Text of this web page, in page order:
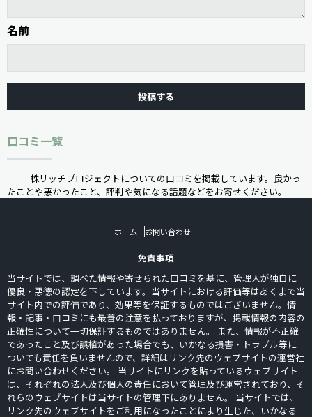
名前
口コミ一覧
株リッチプロジェクトについての口コミを掲載しています。良かっ
たことや悪かったこと、評判や気になる話題などをお寄せください。
ホーム お問い合わせ
免責事項
当サイトでは、調べた情報や寄せられた口コミを基に、管理人が独自に
優良・悪徳の認定を下しています。当サイトにおける評価等はあくまで当
サイト内での評価であり、効果等を保証するものではございません。情
報・記事・口コミにも最善の注意を払っておりますが、掲載情報の内容の
正確性について一切保証するものではありません。 また、情報が不正確
であったこと及び誤植があった場合でも、いかなる損害・トラブル等に
ついても責任を負いませんので、詳細はリンク先のウェブサイトの運営社
にお問い合わせください。 当サイトにリンクを貼っているウェブサイト
は、それぞれの法人及び個人の責任において管理及び運営されており、そ
れらのウェブサイトは当サイトの管理下にありません。 当サイトでは、
リンク先のウェブサイトをご利用になったことにより生じた、いかなる